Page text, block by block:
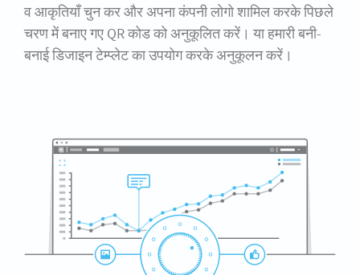
व आकृतियाँ चुन कर और अपना कंपनी लोगो शामिल करके पिछले
चरण में बनाए गए QR कोड को अनुकूलित करें। या हमारी बनी-
बनाई डिजाइन टेम्प्लेट का उपयोग करके अनुकूलन करें।